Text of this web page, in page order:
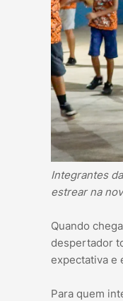
Integrantes
estrear na
Quando
despertador
expectativa e
Para quem